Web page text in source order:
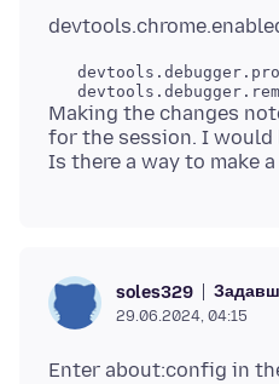
Making the changes
for the session. I would
soles329
29.06.2024, 04:15
Enter about:config in